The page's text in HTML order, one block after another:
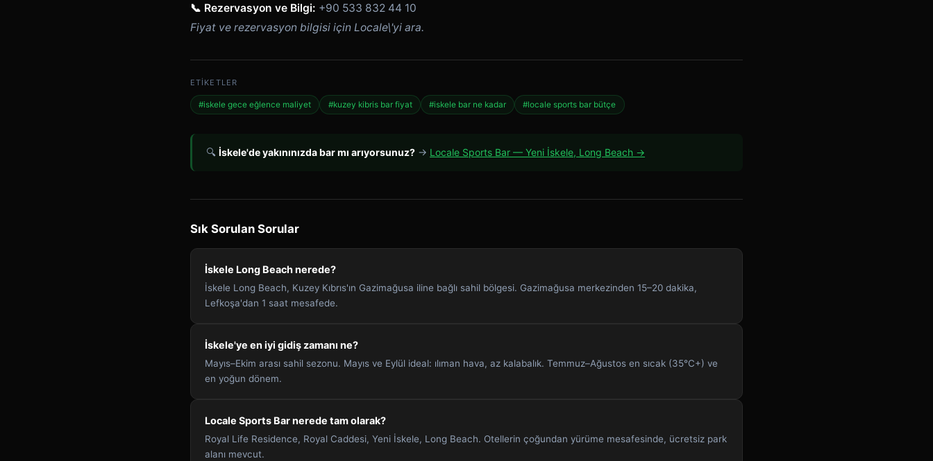
📞 Rezervasyon ve Bilgi: +90 533 832 44 10
Fiyat ve rezervasyon bilgisi için Locale\'yi ara.
ETIKETLER
#iskele gece eğlence maliyet #kuzey kibris bar fiyat #iskele bar ne kadar #locale sports bar bütçe
🔍 İskele'de yakınınızda bar mı arıyorsunuz? → Locale Sports Bar — Yeni İskele, Long Beach →
Sık Sorulan Sorular
İskele Long Beach nerede?
İskele Long Beach, Kuzey Kıbrıs'ın Gazimağusa iline bağlı sahil bölgesi. Gazimağusa merkezinden 15–20 dakika,
Lefkoşa'dan 1 saat mesafede.
İskele'ye en iyi gidiş zamanı ne?
Mayıs–Ekim arası sahil sezonu. Mayıs ve Eylül ideal: ılıman hava, az kalabalık. Temmuz–Ağustos en sıcak (35°C+) ve
en yoğun dönem.
Locale Sports Bar nerede tam olarak?
Royal Life Residence, Royal Caddesi, Yeni İskele, Long Beach. Otellerin çoğundan yürüme mesafesinde, ücretsiz park
alanı mevcut.